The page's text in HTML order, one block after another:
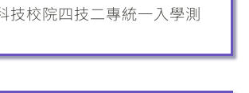
技校院四技二專統一入學測